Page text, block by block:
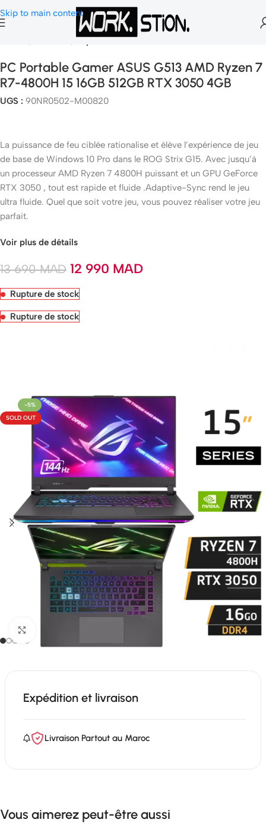
Skip to main content
Pc portable Gamer
PC Portable Gamer ASUS G513 AMD Ryzen 7
R7-4800H 15 16GB 512GB RTX 3050 4GB
UGS : 90NR0502-M00820
La puissance de feu ciblée rationalise et élève l’expérience de jeu
de base de Windows 10 Pro dans le ROG Strix G15. Avec jusqu’à
un processeur AMD Ryzen 7 4800H puissant et un GPU GeForce
RTX 3050 , tout est rapide et fluide .Adaptive-Sync rend le jeu
ultra fluide. Quel que soit votre jeu, vous pouvez réaliser votre jeu
parfait.
Voir plus de détails
13 690MAD 12 990 MAD
Rupture de stock
Rupture de stock
-5%
SOLD OUT
Expédition et livraison
Livraison Partout au Maroc
Vous aimerez peut-être aussi